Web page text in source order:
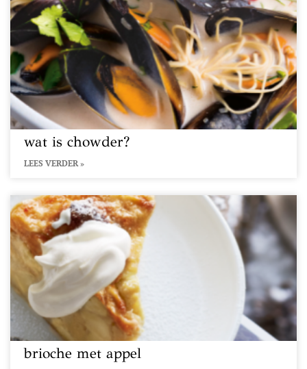
wat is chowder?
LEES VERDER »
brioche met appel